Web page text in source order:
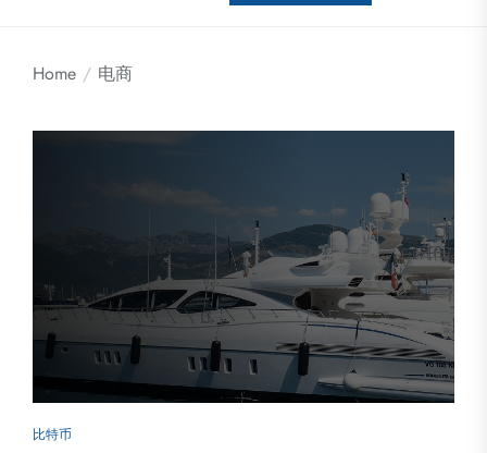
Home 电商
比特币